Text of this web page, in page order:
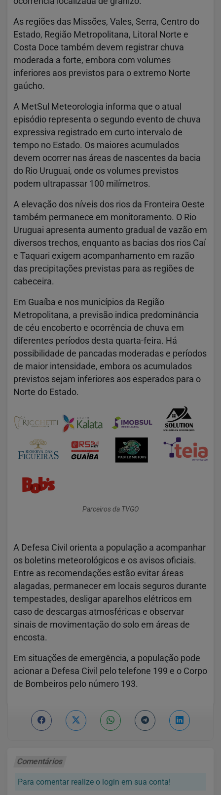
As regiões das Missões, Vales, Serra, Centro do
Estado, Região Metropolitana, Litoral Norte e
Costa Doce também devem registrar chuva
moderada a forte, embora com volumes
inferiores aos previstos para o extremo Norte
gaúcho.
A MetSul Meteorologia informa que o atual
episódio representa o segundo evento de chuva
expressiva registrado em curto intervalo de
tempo no Estado. Os maiores acumulados
devem ocorrer nas áreas de nascentes da bacia
do Rio Uruguai, onde os volumes previstos
podem ultrapassar 100 milímetros.
A elevação dos níveis dos rios da Fronteira Oeste
também permanece em monitoramento. O Rio
Uruguai apresenta aumento gradual de vazão em
diversos trechos, enquanto as bacias dos rios Caí
e Taquari exigem acompanhamento em razão
das precipitações previstas para as regiões de
cabeceira.
Em Guaíba e nos municípios da Região
Metropolitana, a previsão indica predominância
de céu encoberto e ocorrência de chuva em
diferentes períodos desta quarta-feira. Há
possibilidade de pancadas moderadas e períodos
de maior intensidade, embora os acumulados
previstos sejam inferiores aos esperados para o
Norte do Estado.
Parceiros da TVGO
A Defesa Civil orienta a população a acompanhar
os boletins meteorológicos e os avisos oficiais.
Entre as recomendações estão evitar áreas
alagadas, permanecer em locais seguros durante
tempestades, desligar aparelhos elétricos em
caso de descargas atmosféricas e observar
sinais de movimentação do solo em áreas de
encosta.
Em situações de emergência, a população pode
acionar a Defesa Civil pelo telefone 199 e o Corpo
de Bombeiros pelo número 193.
Comentários
Para comentar realize o login em sua conta!